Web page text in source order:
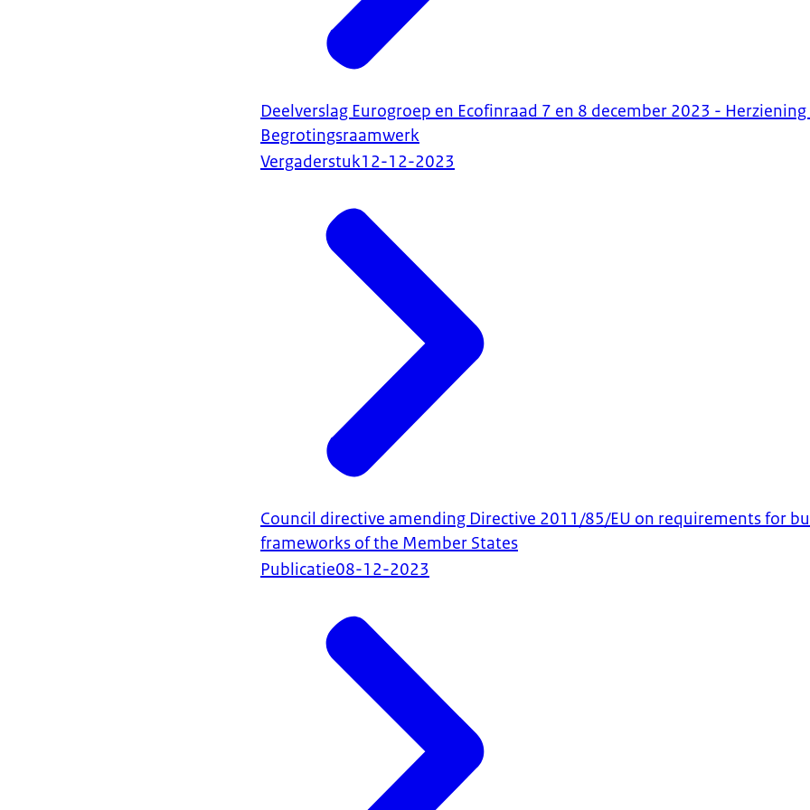
Deelverslag Eurogroep en Ecofinraad 7 en 8 december 2023 -
Begrotingsraamwerk
Vergaderstuk12-12-2023
Council directive amending Directive 2011/85/EU on requirements for
frameworks of the Member States
Publicatie08-12-2023